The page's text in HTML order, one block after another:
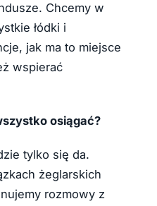
Chcemy w
łódki i
jak ma to miejsce
wspierać
osiągać?
tylko się da.
żeglarskich
rozmowy z